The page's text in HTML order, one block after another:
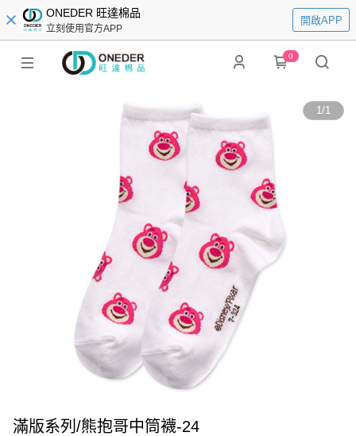
ONEDER 旺達棉品
立刻使用官方APP
開啟APP
0
1/1
滿版系列/熊抱哥中筒襪-24